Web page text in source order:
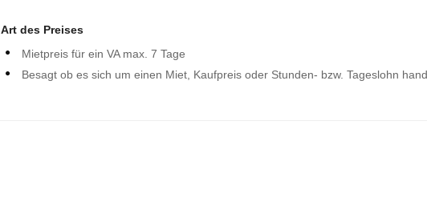
Art des Preises
Mietpreis für ein VA max. 7 Tage
Besagt ob es sich um einen Miet, Kaufpreis oder Stunden- bzw. Tageslohn